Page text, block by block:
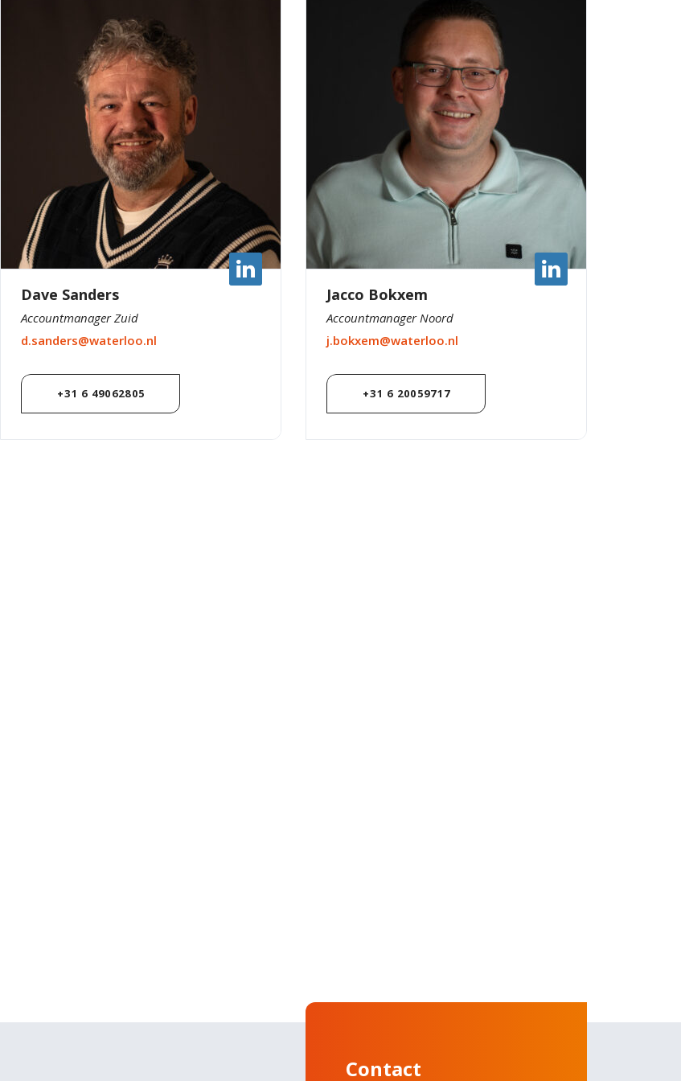
Dave Sanders
Accountmanager Zuid
d.sanders@waterloo.nl
+31 6 49062805
Jacco Bokxem
Accountmanager Noord
j.bokxem@waterloo.nl
+31 6 20059717
Contact
Interdum posuere lorem ipsum dolor sit amet
consectetur adipiscing.